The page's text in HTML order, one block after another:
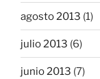
agosto 2013 (1)
julio 2013 (6)
junio 2013 (7)